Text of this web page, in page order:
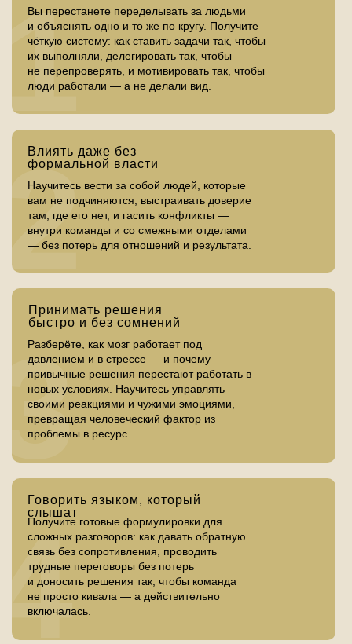
подразделения
«В коллективе постоянные конфликты —
между собой или со смежниками» — не
понимаете, как гасить без потерь: чтобы и
«Сверху давят KPI, снизу — сопротивление, а
я между ними» — вы транслируете задачи
вниз, но команда не включается.
Транслируете результаты наверх, но цифры
не устраивают. И непонятно, за какой конец
В школе вы получите конкретные
задач в управлении командой,
достижения KPI и выхода на новый
уровень карьерного развития.
А сообщество предпринимателей,
в котором вы окажетесь, откроет
вам новые возможности для
личностного и карьерного роста.
«Каждый руководитель управляет по-своему
— нет общего языка» — договорились на
совещании, разошлись по кабинетам — и
делают каждый как считает нужным.
цели, а не руководствуются общими целями
бизнеса» — и вы не понимаете что с этим
делать.
В школе все участники вашей команды
разбирают кейсы вместе —
и возвращаются с общим
будет вместе работать над
практическими задачами вашего
бизнеса в окружении других мясных
управленцев, что обеспечит обмен
опытом и новые идеи.
1
Вы перестанете переделывать за людьми
и объяснять одно и то же по кругу. Получите
чёткую систему: как ставить задачи так, чтобы
их выполняли, делегировать так, чтобы
не перепроверять, и мотивировать так, чтобы
люди работали — а не делали вид.
2
Влиять даже без
формальной власти
Научитесь вести за собой людей, которые
вам не подчиняются, выстраивать доверие
там, где его нет, и гасить конфликты —
внутри команды и со смежными отделами
— без потерь для отношений и результата.
Принимать решения
быстро и без сомнений
Разберёте, как мозг работает под
давлением и в стрессе — и почему
привычные решения перестают работать в
новых условиях. Научитесь управлять
своими реакциями и чужими эмоциями,
превращая человеческий фактор из
проблемы в ресурс.
Говорить языком, который
слышат
Получите готовые формулировки для
сложных разговоров: как давать обратную
связь без сопротивления, проводить
трудные переговоры без потерь
и доносить решения так, чтобы команда
не просто кивала — а действительно
включалась.